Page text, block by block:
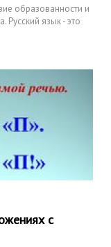
образованности и
Русский язык - это
с